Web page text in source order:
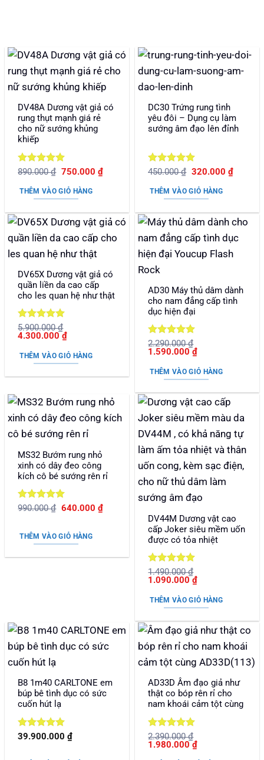
DV48A Dương vật giả có
rung thụt mạnh giá rẻ
cho nữ sướng khủng
khiếp
Được xếp
sao
890.000₫ Giá
là:
890.000 ₫.
750.000 ₫Giá
hiện
THÊM VÀO GIỎ HÀNG
DC30 Trứng rung tình
yêu đôi – Dụng cụ làm
sướng âm đạo lên đỉnh
Được xếp
sao
450.000₫ Giá
là:
450.000 ₫.
320.000 ₫Giá
hiện
THÊM VÀO GIỎ HÀNG
DV65X Dương vật giả có
quần liền da cao cấp
cho les quan hệ như thật
Được xếp
hạng55
5.900.000₫
Giá
là:
5.900.000 ₫.
4.300.000₫Giá
tại
là:
THÊM VÀO GIỎ HÀNG
AD30 Máy thủ dâm dành
cho nam đẳng cấp tình
dục hiện đại
Được xếp
hạng55
2.290.000₫
Giá
là:
2.290.000 ₫.
1.590.000₫Giá
tại
là:
THÊM VÀO GIỎ HÀNG
MS32 Bướm rung nhỏ
xinh có dây đeo công
kích cô bé sướng rên rỉ
Được xếp
990.000₫ Giá
990.000 ₫.
640.000 ₫Giá
hiện
THÊM VÀO GIỎ HÀNG
DV44M Dương vật cao
cấp Joker siêu mềm uốn
được có tỏa nhiệt
Được xếp
hạng55
1.490.000₫
Giá
là:
1.490.000 ₫.
1.090.000₫Giá
tại
là:
THÊM VÀO GIỎ HÀNG
B8 1m40 CARLTONE em
búp bê tình dục có sức
cuốn hút lạ
Được xếp
39.900.000₫
AD33D Âm đạo giả như
thật co bóp rên rỉ cho
nam khoái cảm tột cùng
Được xếp
hạng55
2.390.000₫
Giá
1.980.000₫Giá